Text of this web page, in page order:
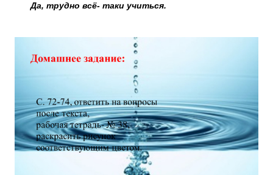
Да, трудно всё- таки учиться.